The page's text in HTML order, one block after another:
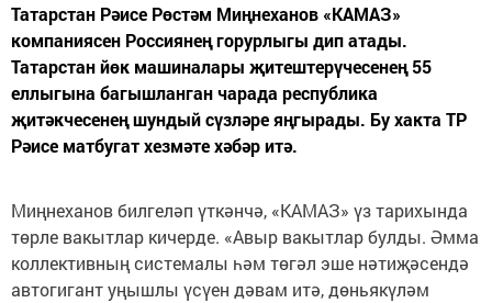
Татарстан Рәисе Рөстәм Миңнеханов «КАМАЗ»
компаниясен Россиянең горурлыгы дип атады.
Татарстан йөк машиналары җитештерүчесенең 55
еллыгына багышланган чарада республика
җитәкчесенең шундый сүзләре яңгырады. Бу хакта ТР
Рәисе матбугат хезмәте хәбәр итә.
Миңнеханов билгеләп үткәнчә, «КАМАЗ» үз тарихында
төрле вакытлар кичерде. «Авыр вакытлар булды. Әмма
коллективның системалы һәм төгәл эше нәтиҗәсендә
автогигант уңышлы үсүен дәвам итә, дөньякүләм